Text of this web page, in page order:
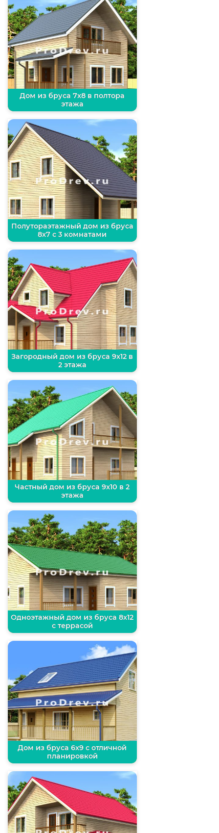
Дом из бруса 7х8 в полтора
этажа
Полутораэтажный дом из бруса
8х7 с 3 комнатами
Загородный дом из бруса 9х12 в
2 этажа
Частный дом из бруса 9х10 в 2
этажа
Одноэтажный дом из бруса 8х12
с террасой
Дом из бруса 6х9 с отличной
планировкой